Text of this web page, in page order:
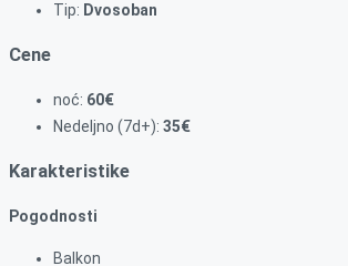
Tip: Dvosoban
Cene
noć: 60€
Nedeljno (7d+): 35€
Karakteristike
Pogodnosti
Balkon